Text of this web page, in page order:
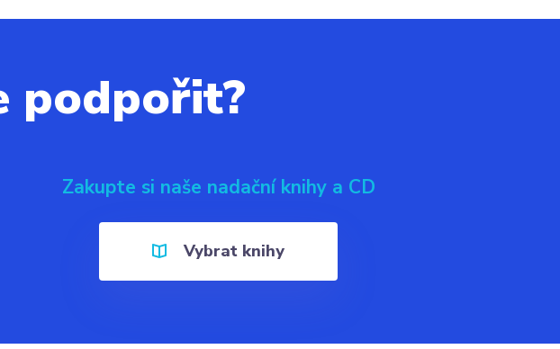
podpořit?
Zakupte si naše nadační knihy a CD
Vybrat knihy